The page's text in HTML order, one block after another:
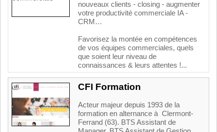
nouveaux clients - closing - augmenter
votre productivité commerciale IA -
CRM…
Favorisez la montée en compétences
de vos équipes commerciales, quels
que soient leur niveau de
connaissances & leurs attentes !...
CFI Formation
Acteur majeur depuis 1993 de la
formation en alternance à Clermont-
Ferrand (63). BTS Assistant de